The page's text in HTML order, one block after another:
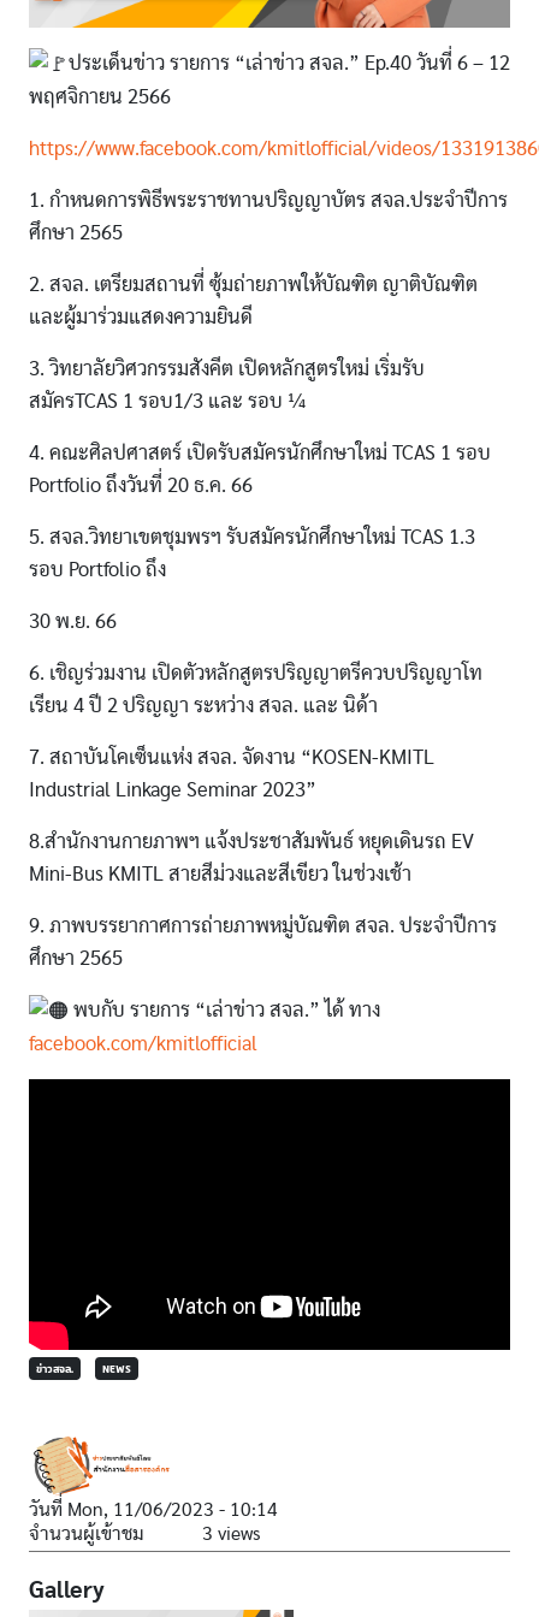
ประเด็นข่าว รายการ “เล่าข่าว สจล.” Ep.40 วันที่ 6 – 12
พฤศจิกายน 2566
https://www.facebook.com/kmitlofficial/videos/
1. กำหนดการพิธีพระราชทานปริญญาบัตร สจล.ประจำปีการ
ศึกษา 2565
2. สจล. เตรียมสถานที่ ซุ้มถ่ายภาพให้บัณฑิต ญาติบัณฑิต
และผู้มาร่วมแสดงความยินดี
3. วิทยาลัยวิศวกรรมสังคีต เปิดหลักสูตรใหม่ เริ่มรับ
สมัครTCAS 1 รอบ1/3 และ รอบ ¼
4. คณะศิลปศาสตร์ เปิดรับสมัครนักศึกษาใหม่ TCAS 1 รอบ
Portfolio ถึงวันที่ 20 ธ.ค. 66
5. สจล.วิทยาเขตชุมพรฯ รับสมัครนักศึกษาใหม่ TCAS 1.3
รอบ Portfolio ถึง
30 พ.ย. 66
6. เชิญร่วมงาน เปิดตัวหลักสูตรปริญญาตรีควบปริญญาโท
เรียน 4 ปี 2 ปริญญา ระหว่าง สจล. และ นิด้า
7. สถาบันโคเซ็นแห่ง สจล. จัดงาน “KOSEN-KMITL
Industrial Linkage Seminar 2023”
8.สำนักงานกายภาพฯ แจ้งประชาสัมพันธ์ หยุดเดินรถ EV
Mini-Bus KMITL สายสีม่วงและสีเขียว ในช่วงเช้า
9. ภาพบรรยากาศการถ่ายภาพหมู่บัณฑิต สจล. ประจำปีการ
ศึกษา 2565
พบกับ รายการ “เล่าข่าว สจล.” ได้ ทาง
facebook.com/kmitlofficial
ข่าวสจล. NEWS
วันที่ Mon, 11/06/2023 - 10:14
จำนวนผู้เข้าชม
3 views
Gallery